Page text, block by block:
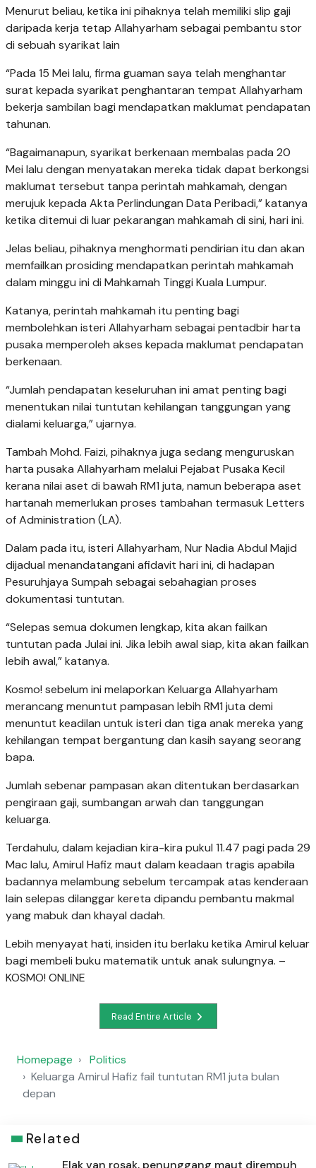
Menurut beliau, ketika ini pihaknya telah memiliki slip gaji
daripada kerja tetap Allahyarham sebagai pembantu stor
di sebuah syarikat lain
“Pada 15 Mei lalu, firma guaman saya telah menghantar
surat kepada syarikat penghantaran tempat Allahyarham
bekerja sambilan bagi mendapatkan maklumat pendapatan
tahunan.
“Bagaimanapun, syarikat berkenaan membalas pada 20
Mei lalu dengan menyatakan mereka tidak dapat berkongsi
maklumat tersebut tanpa perintah mahkamah, dengan
merujuk kepada Akta Perlindungan Data Peribadi,” katanya
ketika ditemui di luar pekarangan mahkamah di sini, hari ini.
Jelas beliau, pihaknya menghormati pendirian itu dan akan
memfailkan prosiding mendapatkan perintah mahkamah
dalam minggu ini di Mahkamah Tinggi Kuala Lumpur.
Katanya, perintah mahkamah itu penting bagi
membolehkan isteri Allahyarham sebagai pentadbir harta
pusaka memperoleh akses kepada maklumat pendapatan
berkenaan.
“Jumlah pendapatan keseluruhan ini amat penting bagi
menentukan nilai tuntutan kehilangan tanggungan yang
dialami keluarga,” ujarnya.
Tambah Mohd. Faizi, pihaknya juga sedang menguruskan
harta pusaka Allahyarham melalui Pejabat Pusaka Kecil
kerana nilai aset di bawah RM1 juta, namun beberapa aset
hartanah memerlukan proses tambahan termasuk Letters
of Administration (LA).
Dalam pada itu, isteri Allahyarham, Nur Nadia Abdul Majid
dijadual menandatangani afidavit hari ini, di hadapan
Pesuruhjaya Sumpah sebagai sebahagian proses
dokumentasi tuntutan.
“Selepas semua dokumen lengkap, kita akan failkan
tuntutan pada Julai ini. Jika lebih awal siap, kita akan failkan
lebih awal,” katanya.
Kosmo! sebelum ini melaporkan Keluarga Allahyarham
merancang menuntut pampasan lebih RM1 juta demi
menuntut keadilan untuk isteri dan tiga anak mereka yang
kehilangan tempat bergantung dan kasih sayang seorang
bapa.
Jumlah sebenar pampasan akan ditentukan berdasarkan
pengiraan gaji, sumbangan arwah dan tanggungan
keluarga.
Terdahulu, dalam kejadian kira-kira pukul 11.47 pagi pada 29
Mac lalu, Amirul Hafiz maut dalam keadaan tragis apabila
badannya melambung sebelum tercampak atas kenderaan
lain selepas dilanggar kereta dipandu pembantu makmal
yang mabuk dan khayal dadah.
Lebih menyayat hati, insiden itu berlaku ketika Amirul keluar
bagi membeli buku matematik untuk anak sulungnya. –
KOSMO! ONLINE
Read Entire Article
Homepage
Politics
Keluarga Amirul Hafiz fail tuntutan RM1 juta bulan
depan
Related
Elak van rosak, penunggang maut dirempuh